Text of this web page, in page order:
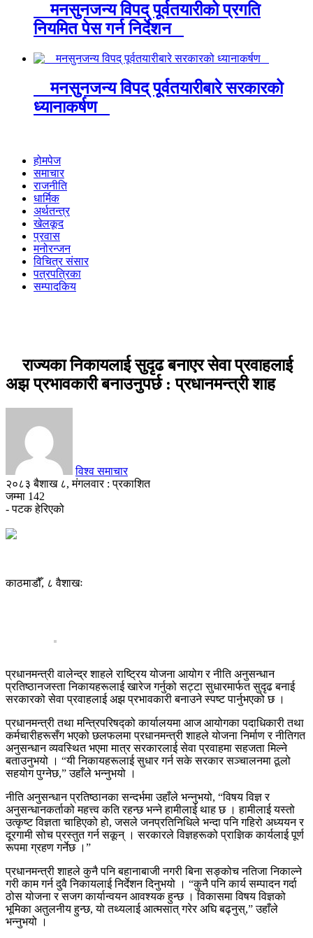
मनसुनजन्य विपद् पूर्वतयारीको प्रगति
नियमित पेस गर्न निर्देशन
मनसुनजन्य विपद् पूर्वतयारीबारे सरकारको
ध्यानाकर्षण
होमपेज
समाचार
राजनीति
धार्मिक
अर्थतन्त्र
खेलकूद
प्रवास
मनोरन्जन
विचित्र संसार
पत्रपत्रिका
सम्पादकिय
राज्यका निकायलाई सुदृढ बनाएर सेवा प्रवाहलाई
अझ प्रभावकारी बनाउनुपर्छ : प्रधानमन्त्री शाह
विश्व समाचार
२०८३ बैशाख ८, मंगलवार : प्रकाशित
जम्मा 142
- पटक हेरिएको
काठमाडौँ, ८ वैशाखः
प्रधानमन्त्री वालेन्द्र शाहले राष्ट्रिय योजना आयोग र नीति अनुसन्धान
प्रतिष्ठानजस्ता निकायहरूलाई खारेज गर्नुको सट्टा सुधारमार्फत सुदृढ बनाई
सरकारको सेवा प्रवाहलाई अझ प्रभावकारी बनाउने स्पष्ट पार्नुभएको छ ।
प्रधानमन्त्री तथा मन्त्रिपरिषद्को कार्यालयमा आज आयोगका पदाधिकारी तथा
कर्मचारीहरूसँग भएको छलफलमा प्रधानमन्त्री शाहले योजना निर्माण र नीतिगत
अनुसन्धान व्यवस्थित भएमा मात्र सरकारलाई सेवा प्रवाहमा सहजता मिल्ने
बताउनुभयो । “यी निकायहरूलाई सुधार गर्न सके सरकार सञ्चालनमा ठूलो
सहयोग पुग्नेछ,” उहाँले भन्नुभयो ।
नीति अनुसन्धान प्रतिष्ठानका सन्दर्भमा उहाँले भन्नुभयो, “विषय विज्ञ र
अनुसन्धानकर्ताको महत्त्व कति रहन्छ भन्ने हामीलाई थाह छ । हामीलाई यस्तो
उत्कृष्ट विज्ञता चाहिएको हो, जसले जनप्रतिनिधिले भन्दा पनि गहिरो अध्ययन र
दूरगामी सोच प्रस्तुत गर्न सकून् । सरकारले विज्ञहरूको प्राज्ञिक कार्यलाई पूर्ण
रूपमा ग्रहण गर्नेछ ।”
प्रधानमन्त्री शाहले कुनै पनि बहानाबाजी नगरी बिना सङ्कोच नतिजा निकाल्ने
गरी काम गर्न दुवै निकायलाई निर्देशन दिनुभयो । “कुनै पनि कार्य सम्पादन गर्दा
ठोस योजना र सजग कार्यान्वयन आवश्यक हुन्छ । विकासमा विषय विज्ञको
भूमिका अतुलनीय हुन्छ, यो तथ्यलाई आत्मसात् गरेर अघि बढ्नुस्,” उहाँले
भन्नुभयो ।